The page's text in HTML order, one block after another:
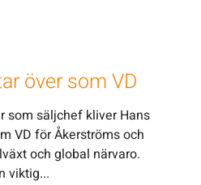
över som VD
som säljchef kliver Hans
VD för Åkerströms och
och global närvaro.
viktig...